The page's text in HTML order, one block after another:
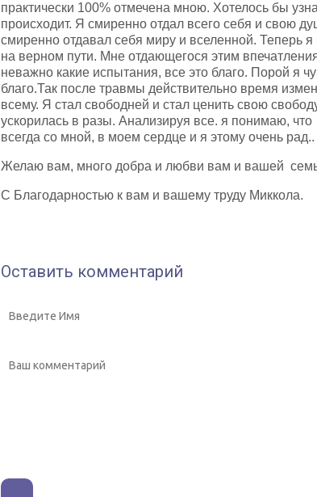
практически 100% отмечена мною. Хотелось бы
происходит. Я смиренно отдал всего себя и свою
смиренно отдавал себя миру и вселенной. Теперь я
на верном пути. Мне отдающегося этим
неважно какие испытания, все это благо. Порой я
благо.Так после травмы действительно время
всему. Я стал свободней и стал ценить свою
ускорилась в разы. Анализируя все. я понимаю,
всегда со мной, в моем сердце и я этому очень рад..
Желаю вам, много добра и любви вам и вашей
С Благодарностью к вам и вашему труду Миккола.
Оставить комментарий